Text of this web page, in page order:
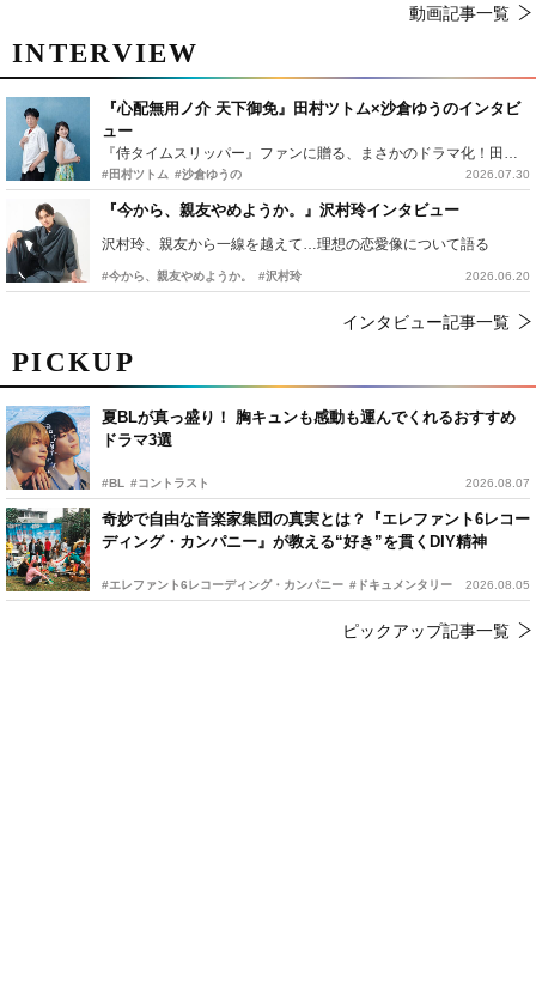
PICKUP
夏BLが真っ盛り！ 胸キュンも感動も運んでくれるおすすめ
ドラマ3選
#BL #コントラスト 2026.08.07
奇妙で自由な音楽家集団の真実とは？『エレファント6レコー
ディング・カンパニー』が教える“好き”を貫くDIY精神
#エレファント6レコーディング・カンパニー #ドキュメンタリー 2026.08.05
ピックアップ記事一覧
動画記事一覧
INTERVIEW
『心配無用ノ介 天下御免』田村ツトム×沙倉ゆうのインタビ
ュー
『侍タイムスリッパー』ファンに贈る、まさかのドラマ化！田村ツトム×沙倉ゆうのが語る『心配無用ノ介』撮影秘話
#田村ツトム #沙倉ゆうの 2026.07.30
『今から、親友やめようか。』沢村玲インタビュー
沢村玲、親友から一線を越えて…理想の恋愛像について語る
#今から、親友やめようか。 #沢村玲 2026.06.20
インタビュー記事一覧